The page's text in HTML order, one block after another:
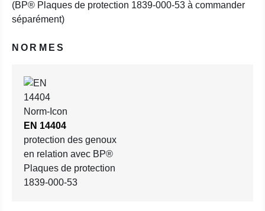
(BP® Plaques de protection 1839-000-53 à commander
séparément)
NORMES
EN 14404
protection des genoux
en relation avec BP®
Plaques de protection
1839-000-53